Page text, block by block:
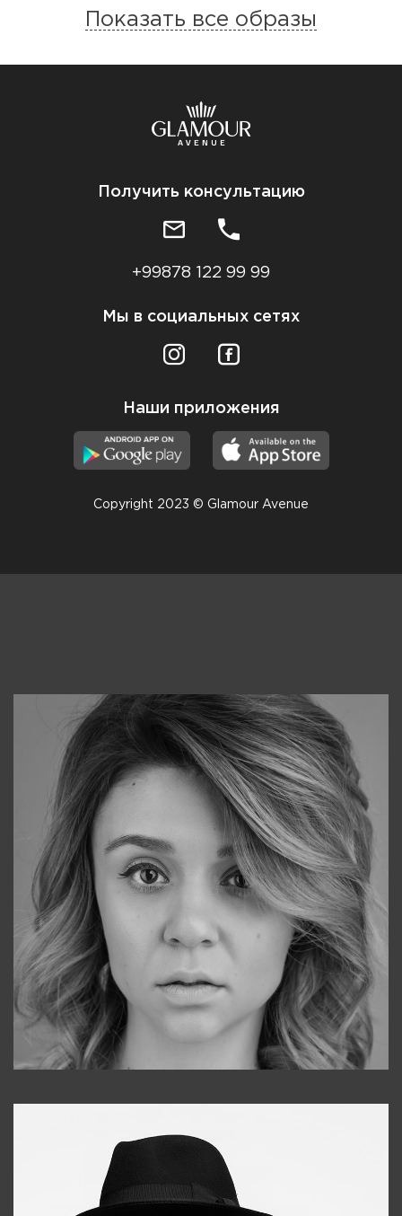
Показать все образы
Получить консультацию
+99878 122 99 99
Мы в социальных сетях
Наши приложения
Copyright 2023 © Glamour Avenue